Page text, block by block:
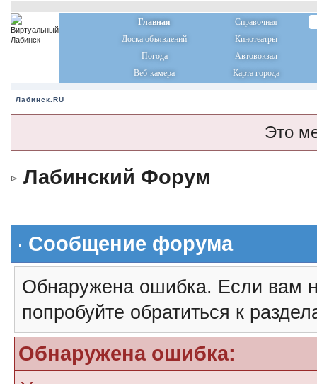
Главная
Справочная
Доска объявлений
Кинотеатры
Погода
Автовокзал
Веб-камера
Карта города
Лабинск.RU
Это
Лабинский Форум
Сообщение форума
Обнаружена ошибка. Если вам
попробуйте обратиться к
Обнаружена ошибка: